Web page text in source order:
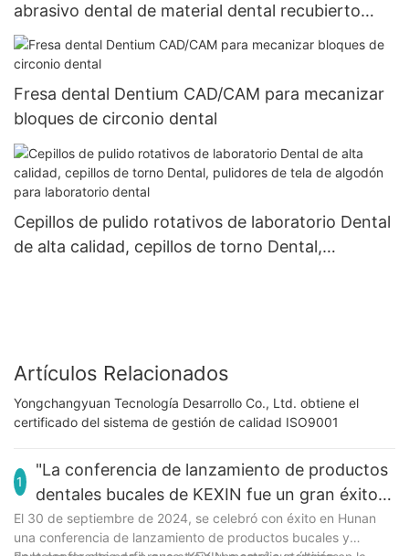
abrasivo dental de material dental recubierto
completamente de alta calidad
Fresa dental Dentium CAD/CAM para mecanizar
bloques de circonio dental
Cepillos de pulido rotativos de laboratorio Dental
de alta calidad, cepillos de torno Dental,
Artículos Relacionados
Yongchangyuan Tecnología Desarrollo Co., Ltd. obtiene el
certificado del sistema de gestión de calidad ISO9001
1
"La conferencia de lanzamiento de productos
dentales bucales de KEXIN fue un gran éxito
en Hunan"
El 30 de septiembre de 2024, se celebró con éxito en Hunan
una conferencia de lanzamiento de productos bucales y